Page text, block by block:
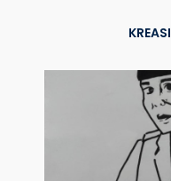
KREASI